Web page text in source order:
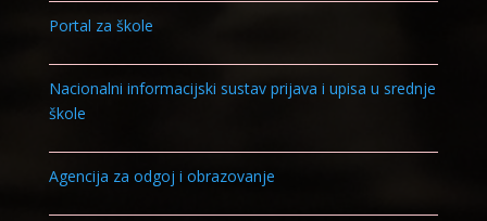
Portal za škole
Nacionalni informacijski sustav prijava i upisa u srednje
škole
Agencija za odgoj i obrazovanje